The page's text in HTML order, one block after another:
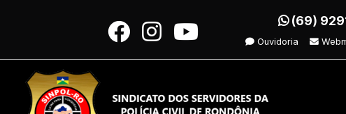
(69)
Ouvidoria